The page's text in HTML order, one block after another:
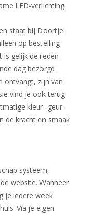
LED-verlichting.
staat bij Doortje
op bestelling
is gelijk de reden
dag bezorgd
ontvangt, zijn van
vind je ook terug
kleur- geur-
de kracht en smaak
systeem,
website. Wanneer
je iedere week
Via je eigen